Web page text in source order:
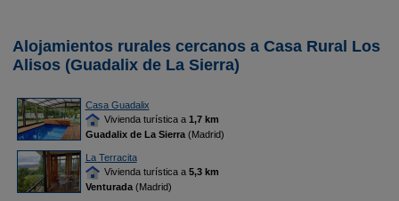
Alojamientos rurales cercanos a Casa Rural Los
Alisos (Guadalix de La Sierra)
Casa Guadalix
Vivienda turística a 1,7 km
Guadalix de La Sierra(Madrid)
La Terracita
Vivienda turística a 5,3 km
Venturada(Madrid)